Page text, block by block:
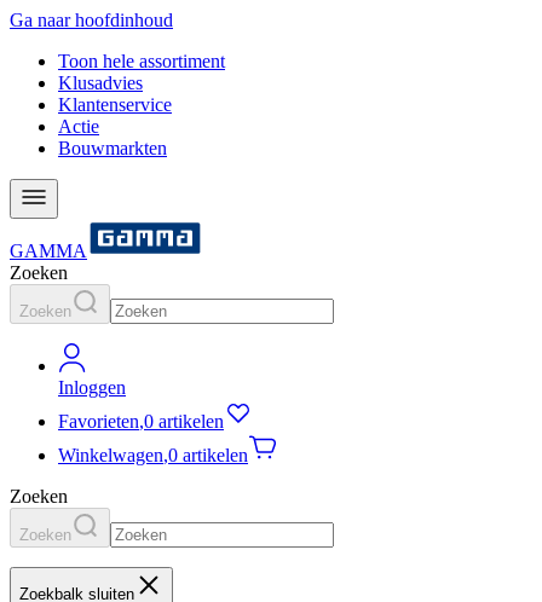
Ga naar hoofdinhoud
Toon hele assortiment
Klusadvies
Klantenservice
Actie
Bouwmarkten
GAMMA
Zoeken
Zoeken
Inloggen
Favorieten,0 artikelen
Winkelwagen,0 artikelen
Zoeken
Zoeken
Zoekbalk sluiten